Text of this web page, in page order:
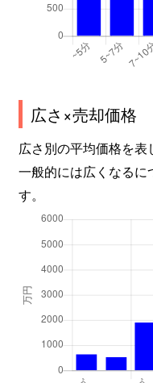
広さ×売却価格
広さ別の平均価格を表
一般的には広くなるに
す。